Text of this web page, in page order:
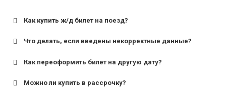
Как купить ж/д билет на поезд?
Что делать, если введены некорректные данные?
Как переоформить билет на другую дату?
Можно ли купить в рассрочку?